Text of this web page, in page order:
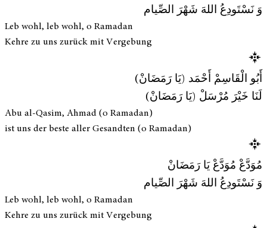
وَ نَسْتَودِعُ اللهَ شَهْرَ الصِّيام
Leb wohl, leb wohl, o Ramadan
Kehre zu uns zurück mit Vergebung
أَبُو الْقَاسِمْ أَحْمَد (يَا رَمَضَانْ)
لَنَا خَيْرَ مُرْسَلْ (يَا رَمَضَانْ)
Abu al-Qasim, Ahmad (o Ramadan)
ist uns der beste aller Gesandten (o Ramadan)
مُوَدَّعْ مُوَدَّعْ يَا رَمَضَانْ
وَ نَسْتَودِعُ اللهَ شَهْرَ الصِّيام
Leb wohl, leb wohl, o Ramadan
Kehre zu uns zurück mit Vergebung